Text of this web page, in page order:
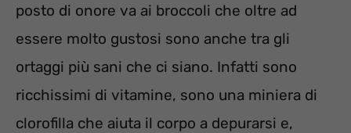
posto di onore va ai broccoli che oltre ad
essere molto gustosi sono anche tra gli
ortaggi più sani che ci siano. Infatti sono
ricchissimi di vitamine, sono una miniera di
clorofilla che aiuta il corpo a depurarsi e,